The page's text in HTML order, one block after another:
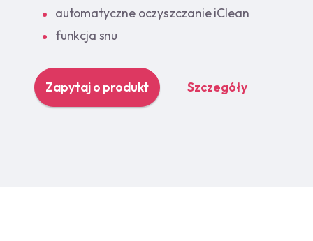
automatyczne oczyszczanie iClean
funkcja snu
Zapytaj o produkt Szczegóły